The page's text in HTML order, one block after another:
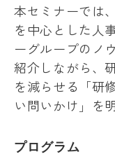
本セミナーでは
を中心とした人
ーグループのノ
紹介しながら、
を減らせる「研
い問いかけ」を
プログラム